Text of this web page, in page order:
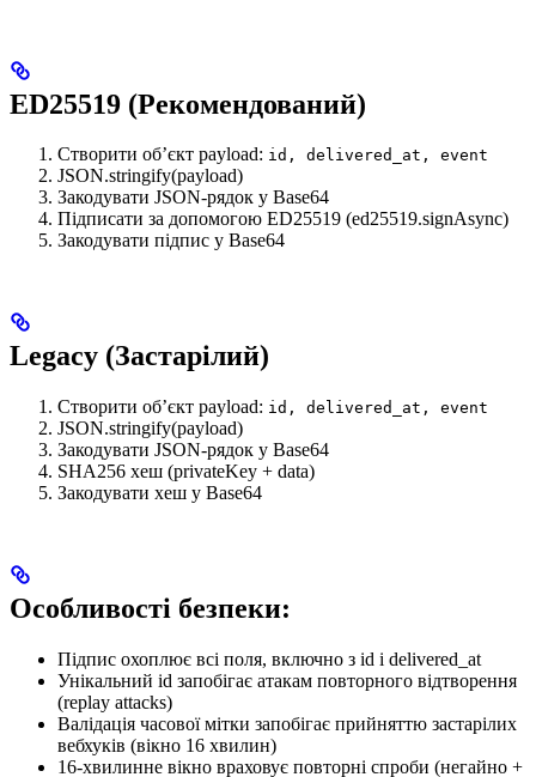
ED25519 (Рекомендований)
Створити об’єкт payload: id, delivered_at, event
JSON.stringify(payload)
Закодувати JSON-рядок у Base64
Підписати за допомогою ED25519 (ed25519.signAsync)
Закодувати підпис у Base64
Legacy (Застарілий)
Створити об’єкт payload: id, delivered_at, event
JSON.stringify(payload)
Закодувати JSON-рядок у Base64
SHA256 хеш (privateKey + data)
Закодувати хеш у Base64
Особливості безпеки:
Підпис охоплює всі поля, включно з id і delivered_at
Унікальний id запобігає атакам повторного відтворення
(replay attacks)
Валідація часової мітки запобігає прийняттю застарілих
вебхуків (вікно 16 хвилин)
16-хвилинне вікно враховує повторні спроби (негайно +